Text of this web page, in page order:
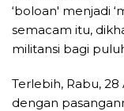
‘boloan' menjadi
semacam itu,
militansi bagi
Terlebih, Rabu,
dengan